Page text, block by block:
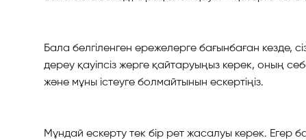
Бала белгіленген ережелерге бағынбаған кезде,
дереу қауіпсіз жерге қайтаруыңыз керек, оның
және мұны істеуге болмайтынын ескертіңіз.
Мұндай ескерту тек бір рет жасалуы керек. Егер